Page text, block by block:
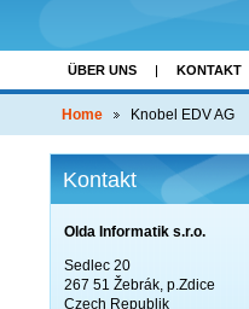
ÜBER UNS KONTAKT
Home Knobel EDV AG
Kontakt
Olda Informatik s.r.o.
Sedlec 20
267 51 Žebrák, p.Zdice
Czech Republik